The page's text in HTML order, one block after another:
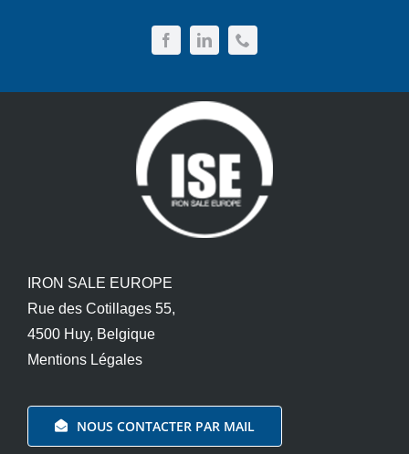
IRON SALE EUROPE
Rue des Cotillages 55,
4500 Huy, Belgique
Mentions Légales
NOUS CONTACTER PAR MAIL